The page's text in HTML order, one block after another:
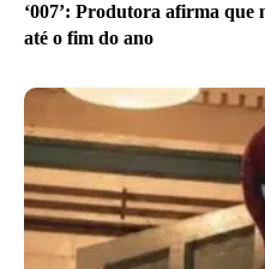
‘007’: Produtora afirma que
até o fim do ano